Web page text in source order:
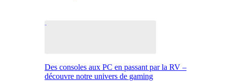
Des consoles aux PC en passant par la RV –
découvre notre univers de gaming